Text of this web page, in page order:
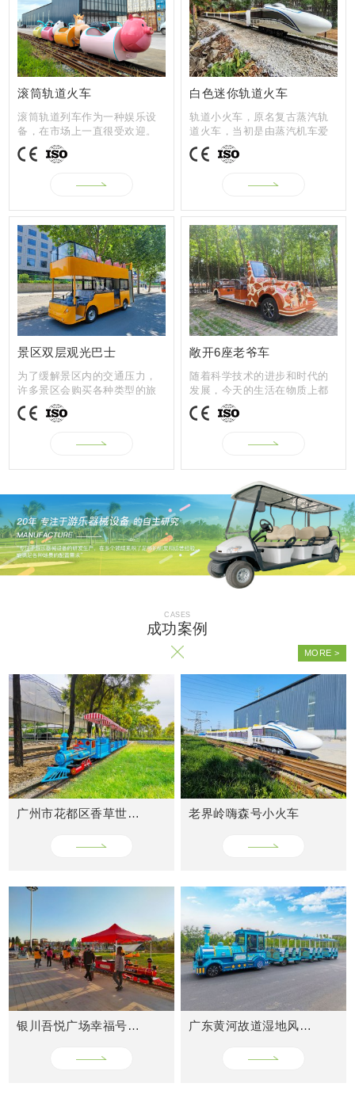
09-19
2023
09-18
2023
2023
09-14
2023
09-13
2023
09-12
滚筒轨道火车
滚筒轨道列车作为一种娱乐设
备，在市场上一直很受欢迎。
它有自己的...
白色迷你轨道火车
轨道小火车，原名复古蒸汽轨
道火车，当初是由蒸汽机车爱
好者开发和...
景区双层观光巴士
为了缓解景区内的交通压力，
许多景区会购买各种类型的旅
游观光车，...
敞开6座老爷车
随着科学技术的进步和时代的
发展，今天的生活在物质上都
取得了很大...
CASES
广州市花都区香草世界轨道小火车 老界岭嗨森号小火车
银川吾悦广场幸福号火车 广东黄河故道湿地风景区网红小火车